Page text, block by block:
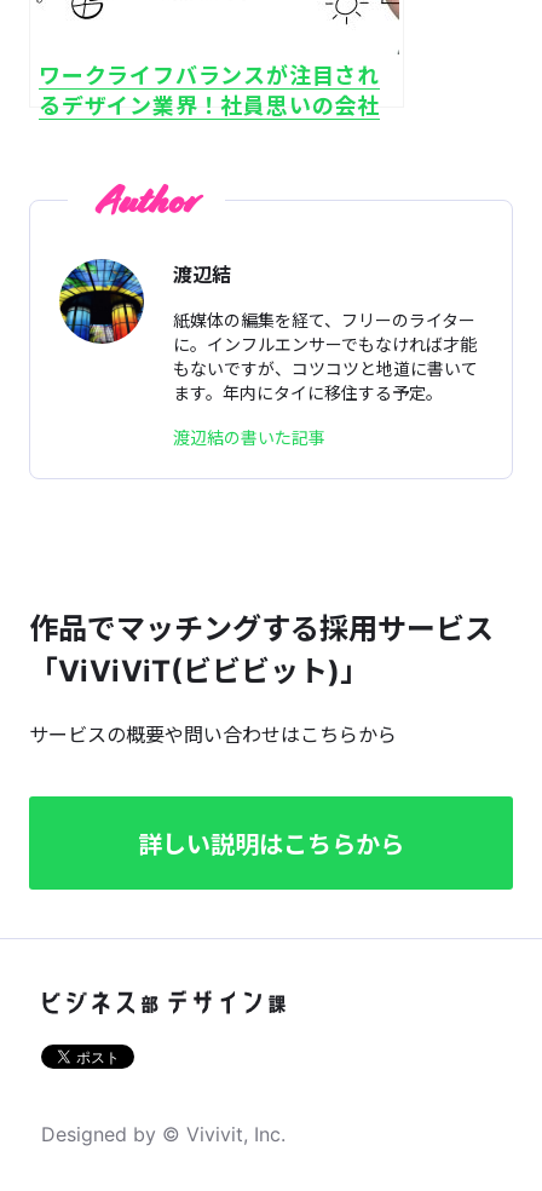
ワークライフバランスが注目され
るデザイン業界！社員思いの会社
Author
渡辺結
紙媒体の編集を経て、フリーのライター
に。インフルエンサーでもなければ才能
もないですが、コツコツと地道に書いて
ます。年内にタイに移住する予定。
渡辺結の書いた記事
作品でマッチングする採用サービス
「ViViViT(ビビビット)」
サービスの概要や問い合わせはこちらから
詳しい説明はこちらから
Designed by © Vivivit, Inc.